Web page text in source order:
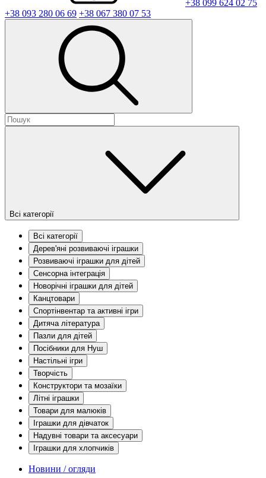
+38 099 624 02 75
+38 093 280 06 69 +38 067 380 07 53
Всі категорії
Всі категорії
Дерев'яні розвиваючі іграшки
Розвиваючі іграшки для дітей
Сенсорна інтеграція
Новорічні іграшки для дітей
Канцтовари
Спортінвентар та активні ігри
Дитяча література
Пазли для дітей
Посібники для Нуш
Настільні ігри
Творчість
Конструктори та мозаїки
Літні іграшки
Товари для малюків
Іграшки для дівчаток
Надувні товари та аксесуари
Іграшки для хлопчиків
Новини / огляди